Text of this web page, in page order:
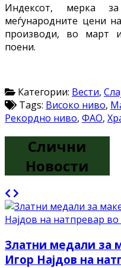
Индексот, мерка
меѓународните цени
производи, во март
поени.
Категории: Вести,
Tags: Високо ниво,
Рекордно ниво, ФАО,
Слични
Новости
Златни медали за
Игор Најдов на